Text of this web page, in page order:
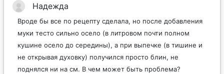
Надежда
Вроде бы все по рецепту сделала, но после добавления
муки тесто сильно осело (в литровом почти полном
кушине осело до середины), а при выпечке (в тишине и
не открывая духовку) получился просто блин, не
поднялся ни на см. В чем может быть проблема?